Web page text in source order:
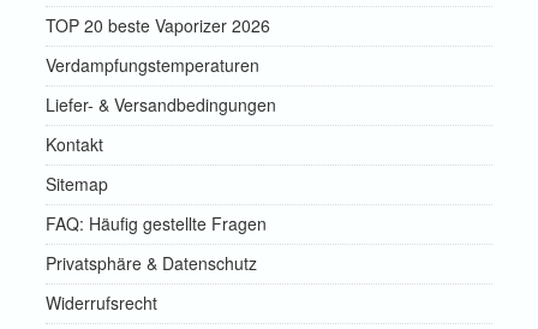
TOP 20 beste Vaporizer 2026
Verdampfungstemperaturen
Liefer- & Versandbedingungen
Kontakt
Sitemap
FAQ: Häufig gestellte Fragen
Privatsphäre & Datenschutz
Widerrufsrecht